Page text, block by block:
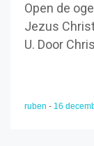
Open de
Jezus
U. Door
ruben - 16